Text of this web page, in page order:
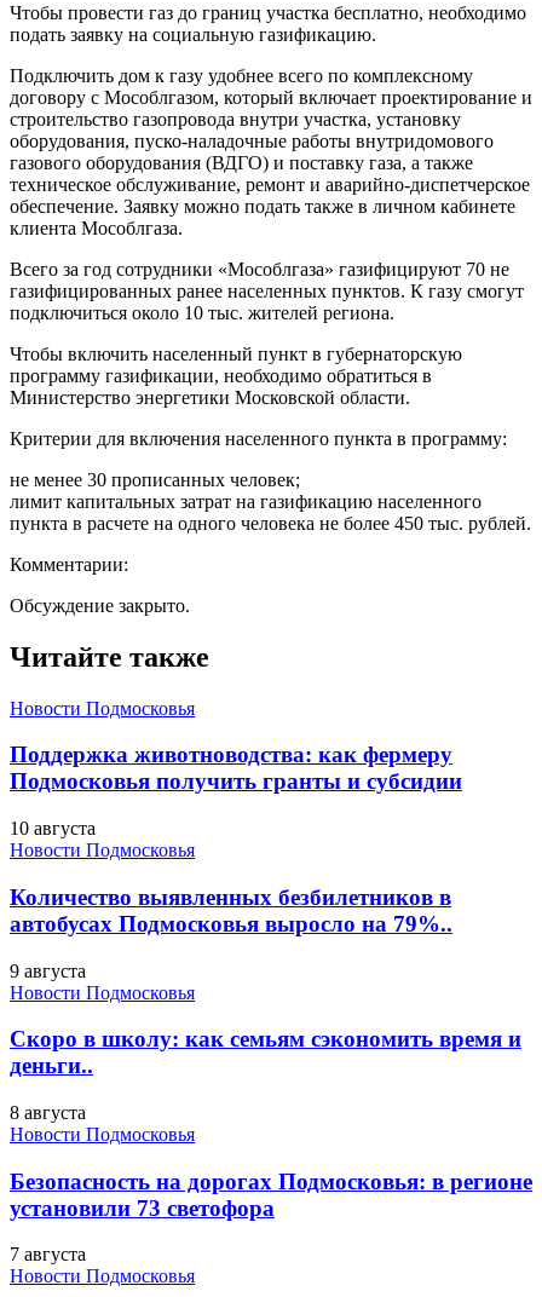
Чтобы провести газ до границ участка бесплатно, необходимо
подать заявку на социальную газификацию.
Подключить дом к газу удобнее всего по комплексному
договору с Мособлгазом, который включает проектирование и
строительство газопровода внутри участка, установку
оборудования, пуско-наладочные работы внутридомового
газового оборудования (ВДГО) и поставку газа, а также
техническое обслуживание, ремонт и аварийно-диспетчерское
обеспечение. Заявку можно подать также в личном кабинете
клиента Мособлгаза.
Всего за год сотрудники «Мособлгаза» газифицируют 70 не
газифицированных ранее населенных пунктов. К газу смогут
подключиться около 10 тыс. жителей региона.
Чтобы включить населенный пункт в губернаторскую
программу газификации, необходимо обратиться в
Министерство энергетики Московской области.
Критерии для включения населенного пункта в программу:
не менее 30 прописанных человек;
лимит капитальных затрат на газификацию населенного
пункта в расчете на одного человека не более 450 тыс. рублей.
Комментарии:
Обсуждение закрыто.
Читайте также
Новости Подмосковья
Поддержка животноводства: как фермеру
Подмосковья получить гранты и субсидии
10 августа
Новости Подмосковья
Количество выявленных безбилетников в
автобусах Подмосковья выросло на 79%..
9 августа
Новости Подмосковья
Скоро в школу: как семьям сэкономить время и
деньги..
8 августа
Новости Подмосковья
Безопасность на дорогах Подмосковья: в регионе
установили 73 светофора
7 августа
Новости Подмосковья